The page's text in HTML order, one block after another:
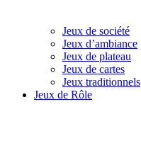
Jeux de société
Jeux d’ambiance
Jeux de plateau
Jeux de cartes
Jeux traditionnels
Jeux de Rôle